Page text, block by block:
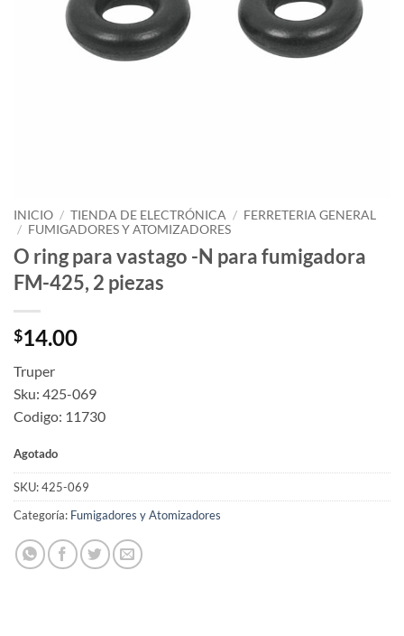
INICIO / TIENDA DE ELECTRÓNICA / FERRETERIA GENERAL
/ FUMIGADORES Y ATOMIZADORES
O ring para vastago -N para fumigadora
FM-425, 2 piezas
$14.00
Truper
Sku: 425-069
Codigo: 11730
Agotado
SKU:425-069
Categoría: Fumigadores y Atomizadores